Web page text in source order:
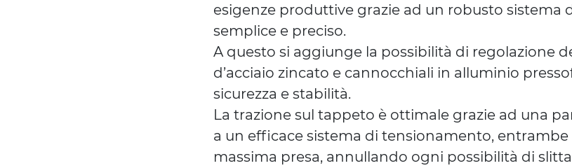
esigenze produttive grazie ad un robusto sistema
semplice e preciso.
A questo si aggiunge la possibilità di regolazione
d’acciaio zincato e cannocchiali in alluminio
sicurezza e stabilità.
La trazione sul tappeto è ottimale grazie ad una
a un efficace sistema di tensionamento,
massima presa, annullando ogni possibilità di